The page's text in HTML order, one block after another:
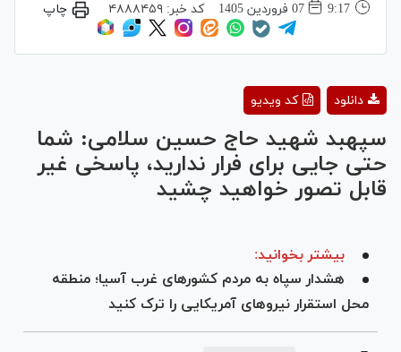
9:17
07 فروردين 1405 کد خبر:۴۸۸۸۴۵۹ چاپ
کد ویدیو دانلود
سپهبد شهید حاج حسین سلامی: شما
حتی جایی برای فرار ندارید، پاسخی غیر
قابل تصور خواهید چشید
بیشتر بخوانید:
هشدار سپاه به مردم کشورهای غرب آسیا؛ منطقه
محل استقرار نیرو‌های آمریکایی را ترک کنید